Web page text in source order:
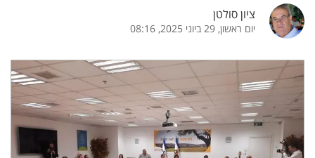
ציון סולטן
יום ראשון, 29 ביוני 2025, 08:16